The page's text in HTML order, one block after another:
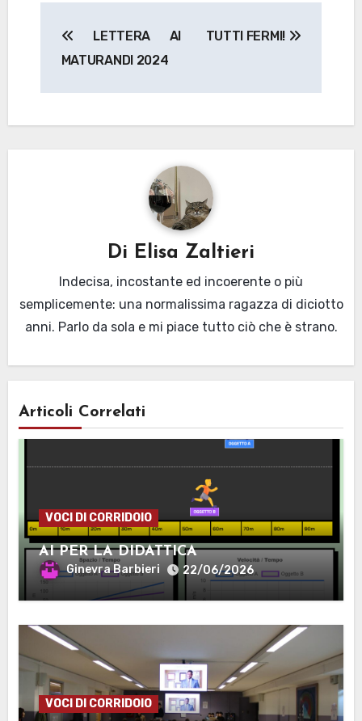
articoli
LETTERA AI
MATURANDI 2024
TUTTI FERMI!
Di Elisa Zaltieri
Indecisa, incostante ed incoerente o più
semplicemente: una normalissima ragazza di diciotto
anni. Parlo da sola e mi piace tutto ciò che è strano.
Articoli Correlati
VOCI DI CORRIDOIO
AI PER LA DIDATTICA
Ginevra Barbieri 22/06/2026
VOCI DI CORRIDOIO